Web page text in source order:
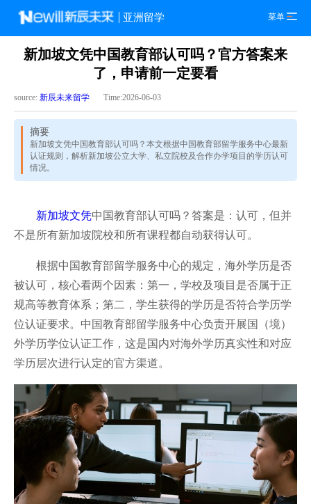
亚洲留学 菜单
新加坡文凭中国教育部认可吗？官方答案来
了，申请前一定要看
source: 新辰未来留学 Time:2026-06-03
摘要
新加坡文凭中国教育部认可吗？本文根据中国教育部留学服务中心最新
认证规则，解析新加坡公立大学、私立院校及合作办学项目的学历认可
情况。
新加坡文凭中国教育部认可吗？答案是：认可，但并
不是所有新加坡院校和所有课程都自动获得认可。
根据中国教育部留学服务中心的规定，海外学历是否
被认可，核心看两个因素：第一，学校及项目是否属于正
规高等教育体系；第二，学生获得的学历是否符合学历学
位认证要求。中国教育部留学服务中心负责开展国（境）
外学历学位认证工作，这是国内对海外学历真实性和对应
学历层次进行认定的官方渠道。